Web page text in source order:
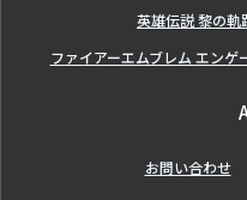
英雄伝説 黎の軌
ファイアーエムブレム エンゲ
お問い合わせ